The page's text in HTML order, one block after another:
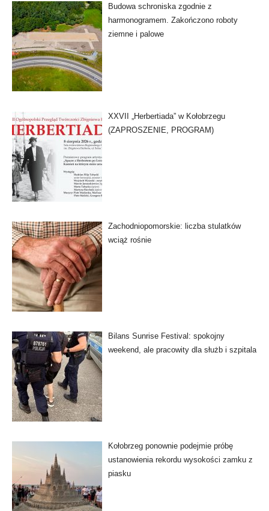
Budowa schroniska zgodnie z
harmonogramem. Zakończono roboty
ziemne i palowe
XXVII „Herbertiada” w Kołobrzegu
(ZAPROSZENIE, PROGRAM)
Zachodniopomorskie: liczba stulatków
wciąż rośnie
Bilans Sunrise Festival: spokojny
weekend, ale pracowity dla służb i szpitala
Kołobrzeg ponownie podejmie próbę
ustanowienia rekordu wysokości zamku z
piasku